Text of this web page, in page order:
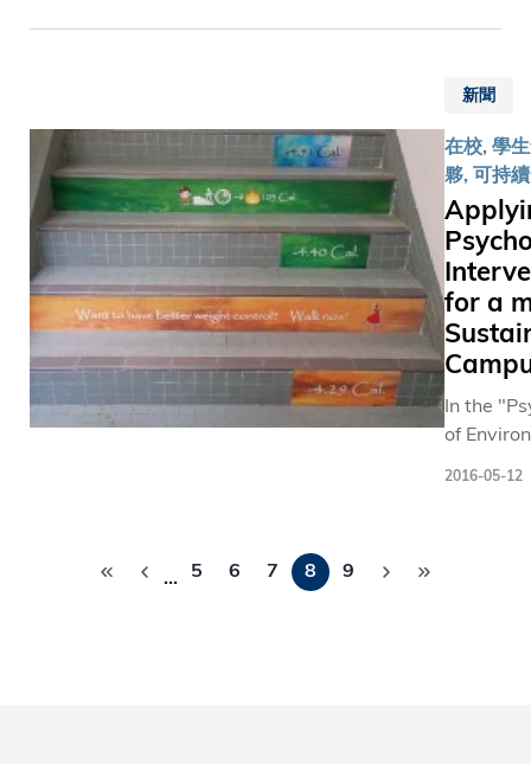
launched
hands-on
for
to design
and
their own
Green
Campus
Projects
HKUST to
address
新聞
在校, 學
夥, 可持
for a
In the
of
2016-05-12
Pagination
… 5 6 7 8 9